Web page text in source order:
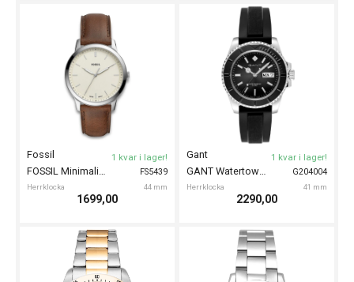
FS5439
Fossil
Herrklocka 44 mm
FOSSIL Minimalist 44mm
1 kvar i lager!
1699,00
G204004
Gant
Herrklocka 41 mm
GANT Watertown 41mm
1 kvar i lager!
2290,00